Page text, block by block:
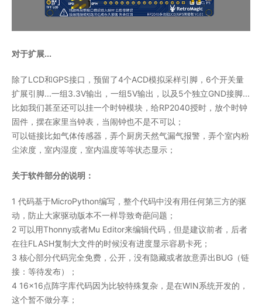
对于扩展...
除了LCD和GPS接口，预留了4个ACD模拟采样引脚，6个开关量
扩展引脚...一组3.3V输出，一组5V输出，以及5个独立GND接脚...
比如我们甚至还可以挂一个时钟模块，给RP2040授时，放个时钟
固件，摆在家里当钟表，当闹钟也不是不可以；
可以链接比如气体传感器，弄个厨房天然气漏气报警，弄个室内粉
尘浓度，室内湿度，室内温度等等状态显示；
关于软件部分的说明：
1 代码基于MicroPython编写，整个代码中没有用任何第三方的驱
动，防止大家驱动版本不一样导致奇葩问题；
2 可以用Thonny或者Mu Editor来编辑代码，但是建议前者，后者
在往FLASH复制大文件的时候没有进度显示容易卡死；
3 核心部分代码完全免费，公开，没有隐藏或者故意弄出BUG（链
接：等待发布）；
4 16x16点阵字库代码因为比较特殊复杂，是在WIN系统开发的，
这个暂不做分享；